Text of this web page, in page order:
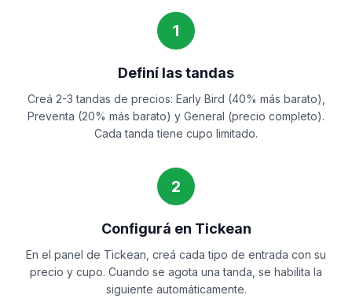
1
Definí las tandas
Creá 2-3 tandas de precios: Early Bird (40% más barato),
Preventa (20% más barato) y General (precio completo).
Cada tanda tiene cupo limitado.
2
Configurá en Tickean
En el panel de Tickean, creá cada tipo de entrada con su
precio y cupo. Cuando se agota una tanda, se habilita la
siguiente automáticamente.